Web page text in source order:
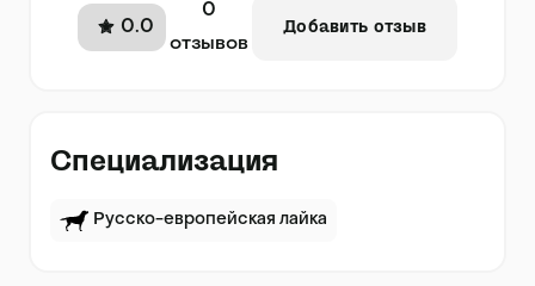
0.0
0
отзывов
Добавить отзыв
Специализация
Русско-европейская лайка